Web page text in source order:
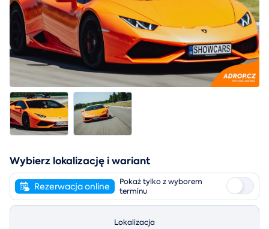
Wybierz lokalizację i wariant
Rezerwacja online
Pokaż tylko z wyborem
terminu
Lokalizacja